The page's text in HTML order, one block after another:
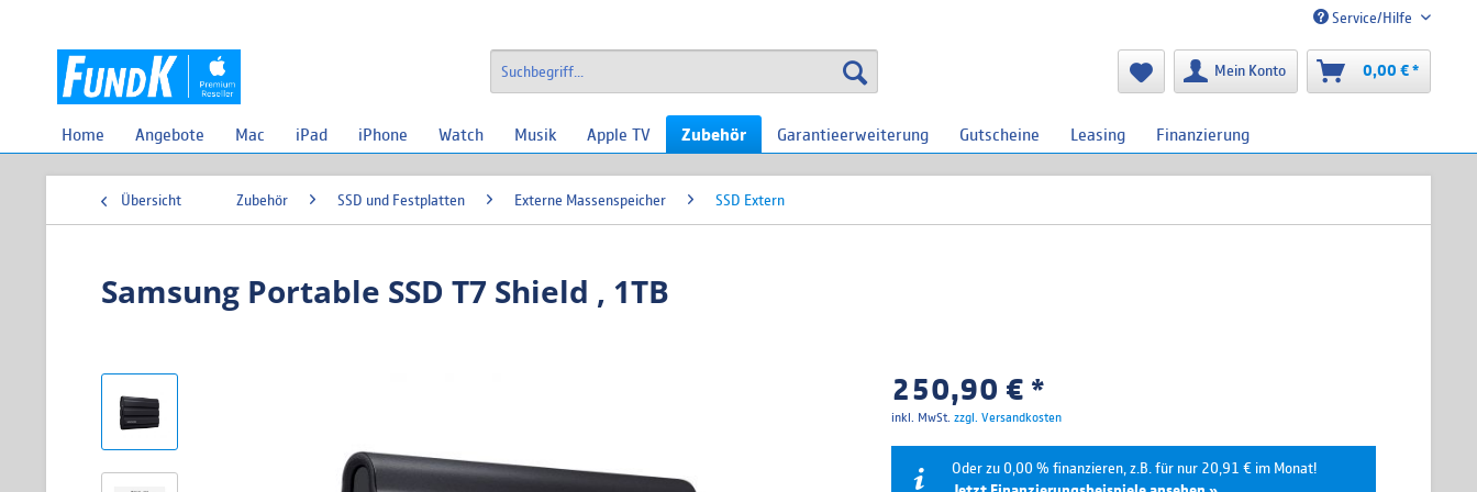
Service/Hilfe
Mein Konto 0,00 € *
Home Angebote Mac iPad iPhone Watch Musik Apple TV Zubehör Garantieerweiterung Gutscheine Leasing Finanzierung
Übersicht Zubehör SSD und Festplatten Externe Massenspeicher SSD Extern
Samsung Portable SSD T7 Shield , 1TB
250,90 € *
inkl. MwSt.zzgl. Versandkosten
Oder zu 0,00 % finanzieren, z.B. für nur 20,91 € im Monat!